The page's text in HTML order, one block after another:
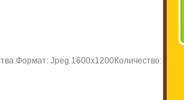
Формат: Jpeg 1600х1200Количество: 45 шт.